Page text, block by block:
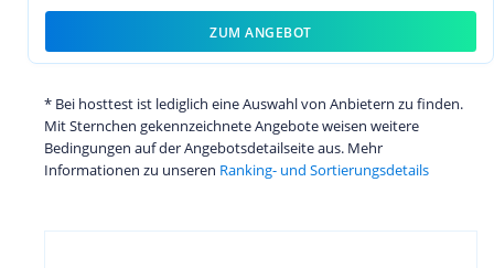
ZUM ANGEBOT
* Bei hosttest ist lediglich eine Auswahl von Anbietern zu finden.
Mit Sternchen gekennzeichnete Angebote weisen weitere
Bedingungen auf der Angebotsdetailseite aus. Mehr
Informationen zu unseren Ranking- und Sortierungsdetails